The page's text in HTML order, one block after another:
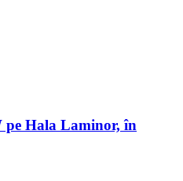
pe Hala Laminor, în